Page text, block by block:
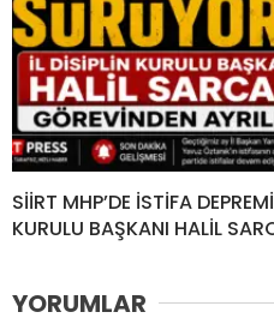
SİİRT MHP’DE İSTİFA
KURULU BAŞKANI HALİL
YORUMLAR